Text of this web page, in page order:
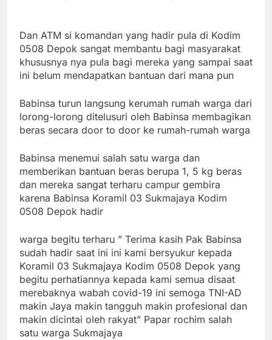
Dan ATM si komandan yang hadir pula di Kodim
0508 Depok sangat membantu bagi masyarakat
khususnya nya pula bagi mereka yang sampai saat
ini belum mendapatkan bantuan dari mana pun
Babinsa turun langsung kerumah rumah warga dari
lorong-lorong ditelusuri oleh Babinsa membagikan
beras secara door to door ke rumah-rumah warga
Babinsa menemui salah satu warga dan
memberikan bantuan beras berupa 1, 5 kg beras
dan mereka sangat terharu campur gembira
karena Babinsa Koramil 03 Sukmajaya Kodim
0508 Depok hadir
warga begitu terharu ” Terima kasih Pak Babinsa
sudah hadir saat ini ini kami bersyukur kepada
Koramil 03 Sukmajaya Kodim 0508 Depok yang
begitu perhatiannya kepada kami semua disaat
merebaknya wabah covid-19 ini semoga TNI-AD
makin Jaya makin tangguh makin profesional dan
makin dicintai oleh rakyat” Papar rochim salah
satu warga Sukmajaya